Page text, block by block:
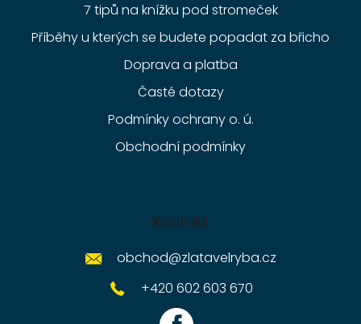
7 tipů na knížku pod stromeček
Příběhy u kterých se budete popadat za břicho
Doprava a platba
Časté dotazy
Podmínky ochrany o. ú.
Obchodní podmínky
Kontakt
obchod@zlatavelryba.cz
+420 602 603 670